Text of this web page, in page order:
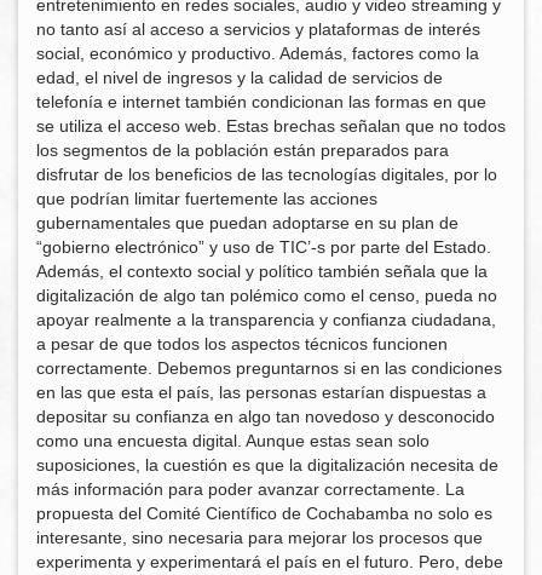
entretenimiento en redes sociales, audio y video streaming y
no tanto así al acceso a servicios y plataformas de interés
social, económico y productivo. Además, factores como la
edad, el nivel de ingresos y la calidad de servicios de
telefonía e internet también condicionan las formas en que
se utiliza el acceso web. Estas brechas señalan que no todos
los segmentos de la población están preparados para
disfrutar de los beneficios de las tecnologías digitales, por lo
que podrían limitar fuertemente las acciones
gubernamentales que puedan adoptarse en su plan de
“gobierno electrónico” y uso de TIC’-s por parte del Estado.
Además, el contexto social y político también señala que la
digitalización de algo tan polémico como el censo, pueda no
apoyar realmente a la transparencia y confianza ciudadana,
a pesar de que todos los aspectos técnicos funcionen
correctamente. Debemos preguntarnos si en las condiciones
en las que esta el país, las personas estarían dispuestas a
depositar su confianza en algo tan novedoso y desconocido
como una encuesta digital. Aunque estas sean solo
suposiciones, la cuestión es que la digitalización necesita de
más información para poder avanzar correctamente. La
propuesta del Comité Científico de Cochabamba no solo es
interesante, sino necesaria para mejorar los procesos que
experimenta y experimentará el país en el futuro. Pero, debe